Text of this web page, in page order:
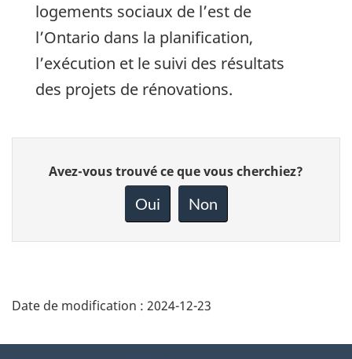
logements sociaux de l’est de
l’Ontario dans la planification,
l’exécution et le suivi des résultats
des projets de rénovations.
Donnez
votre
page
Avez-vous trouvé ce que vous cherchiez?
Oui Non
Date de modification : 2024-12-23